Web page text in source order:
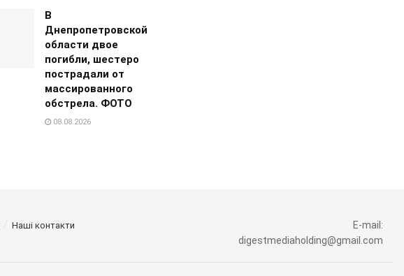
В
Днепропетровской
области двое
погибли, шестеро
пострадали от
массированного
обстрела. ФОТО
08.08.2026
Наші контакти
E-mail:
digestmediaholding@gmail.com